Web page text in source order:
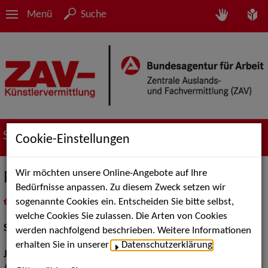
Menü Suche
Suche nach Künstler*innen
Regina Gisbertz
als PDF speichern
inMeine Merklistelegen
Schauspiel:Bühne, Film und TV
Jahrgang:
Cookie-Einstellungen
Wir möchten unsere Online-Angebote auf Ihre
Bedürfnisse anpassen. Zu diesem Zweck setzen wir
sogenannte Cookies ein. Entscheiden Sie bitte selbst,
welche Cookies Sie zulassen. Die Arten von Cookies
werden nachfolgend beschrieben. Weitere Informationen
erhalten Sie in unserer
Datenschutzerklärung